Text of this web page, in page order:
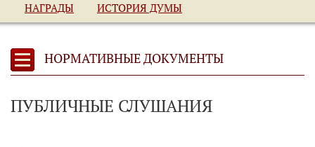
НАГРАДЫ ИСТОРИЯ ДУМЫ
НОРМАТИВНЫЕ ДОКУМЕНТЫ
ПУБЛИЧНЫЕ СЛУШАНИЯ